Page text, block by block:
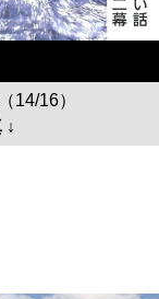
14/16）
↓